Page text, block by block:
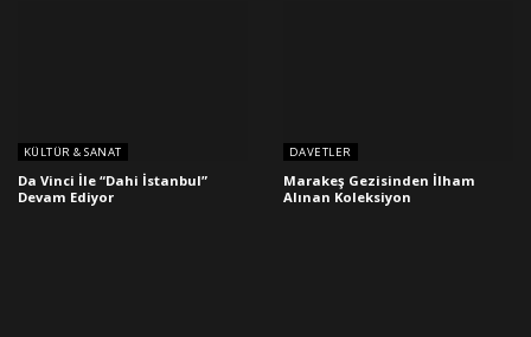
KÜLTÜR & SANAT
Da Vinci İle “Dahi İstanbul”
Devam Ediyor
DAVETLER
Marakeş Gezisinden İlham
Alınan Koleksiyon